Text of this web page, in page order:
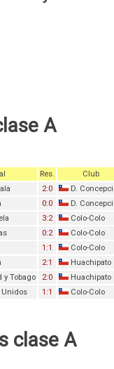
A
Res.
Club
2:0
D.
0:0
D.
3:2
Colo-Colo
0:2
Colo-Colo
1:1
Colo-Colo
2:1
Huachipato
y Tobago 2:0
Huachipato
Unidos 1:1 Colo-Colo
clase A